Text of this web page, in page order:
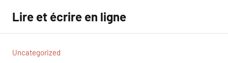
contenu
Lire et écrire en ligne
Uncategorized